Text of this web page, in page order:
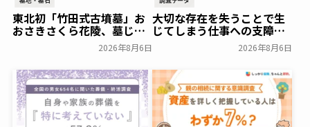
東北初「竹田式古墳墓」お
おさきさくら花陵、墓じま
いのご負担を軽減する「墓
じまいアシストプラン」を
開始 ─ 合同永久埋葬（合祀
墓）への改葬がお二人目以
降100,000円（税込）に
【株式会社前方後円墳】～
前方後円墳～ 一般公開
2026年8月6日
大切な存在を失うことで生
じてしまう仕事への支障
「経験がある」38.8％～ビ
ースタイルグループ～
一般公開
2026年8月6日